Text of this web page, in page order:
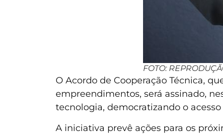
FOTO:
O Acordo de Cooperação Técnica,
empreendimentos, será assinado,
tecnologia, democratizando o
A iniciativa prevê ações para os